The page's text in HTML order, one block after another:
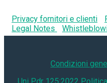
Privacy fornitori e clienti
Legal Notes
Condizioni